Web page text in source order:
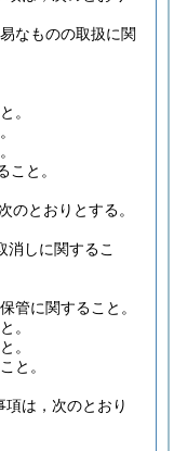
なものの取扱に関
。
こと。
のとおりとする。
消しに関するこ
管に関すること。
。
。
と。
は，次のとおり